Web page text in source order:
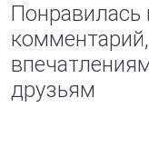
Понравилась
друзьям